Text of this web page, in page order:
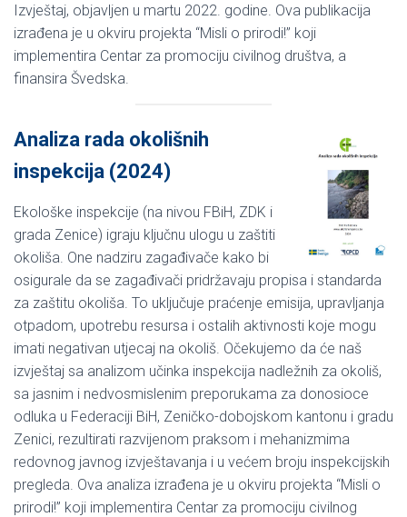
Izvještaj, objavljen u martu 2022. godine. Ova publikacija
izrađena je u okviru projekta “Misli o prirodi!” koji
implementira Centar za promociju civilnog društva, a
finansira Švedska.
Analiza rada okolišnih
inspekcija (2024)
Ekološke inspekcije (na nivou FBiH, ZDK i
grada Zenice) igraju ključnu ulogu u zaštiti
okoliša. One nadziru zagađivače kako bi
osigurale da se zagađivači pridržavaju propisa i standarda
za zaštitu okoliša. To uključuje praćenje emisija, upravljanja
otpadom, upotrebu resursa i ostalih aktivnosti koje mogu
imati negativan utjecaj na okoliš. Očekujemo da će naš
izvještaj sa analizom učinka inspekcija nadležnih za okoliš,
sa jasnim i nedvosmislenim preporukama za donosioce
odluka u Federaciji BiH, Zeničko-dobojskom kantonu i gradu
Zenici, rezultirati razvijenom praksom i mehanizmima
redovnog javnog izvještavanja i u većem broju inspekcijskih
pregleda. Ova analiza izrađena je u okviru projekta “Misli o
prirodi!” koji implementira Centar za promociju civilnog